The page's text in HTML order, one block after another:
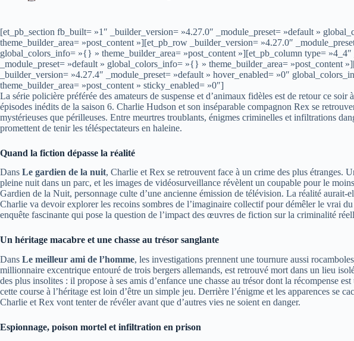
[et_pb_section fb_built= »1″ _builder_version= »4.27.0″ _module_preset= »default »
theme_builder_area= »post_content »][et_pb_row _builder_version= »4.27.0″
global_colors_info= »{} » theme_builder_area= »post_content »][et_pb_column type=
_module_preset= »default » global_colors_info= »{} » theme_builder_area= »post_content
_builder_version= »4.27.4″ _module_preset= »default » hover_enabled= »0″
theme_builder_area= »post_content » sticky_enabled= »0″]
La série policière préférée des amateurs de suspense et d’animaux fidèles est de retour ce soir
épisodes inédits de la saison 6. Charlie Hudson et son inséparable compagnon Rex se
mystérieuses que périlleuses. Entre meurtres troublants, énigmes criminelles et infiltrations
promettent de tenir les téléspectateurs en haleine.
Quand la fiction dépasse la réalité
Dans Le gardien de la nuit, Charlie et Rex se retrouvent face à un crime des plus étranges.
pleine nuit dans un parc, et les images de vidéosurveillance révèlent un coupable pour le
Gardien de la Nuit, personnage culte d’une ancienne émission de télévision. La réalité aurait-
Charlie va devoir explorer les recoins sombres de l’imaginaire collectif pour démêler le vrai
enquête fascinante qui pose la question de l’impact des œuvres de fiction sur la criminalité
Un héritage macabre et une chasse au trésor sanglante
Dans Le meilleur ami de l’homme, les investigations prennent une tournure aussi
millionnaire excentrique entouré de trois bergers allemands, est retrouvé mort dans un lieu
des plus insolites : il propose à ses amis d’enfance une chasse au trésor dont la récompense
cette course à l’héritage est loin d’être un simple jeu. Derrière l’énigme et les apparences se
Charlie et Rex vont tenter de révéler avant que d’autres vies ne soient en danger.
Espionnage, poison mortel et infiltration en prison